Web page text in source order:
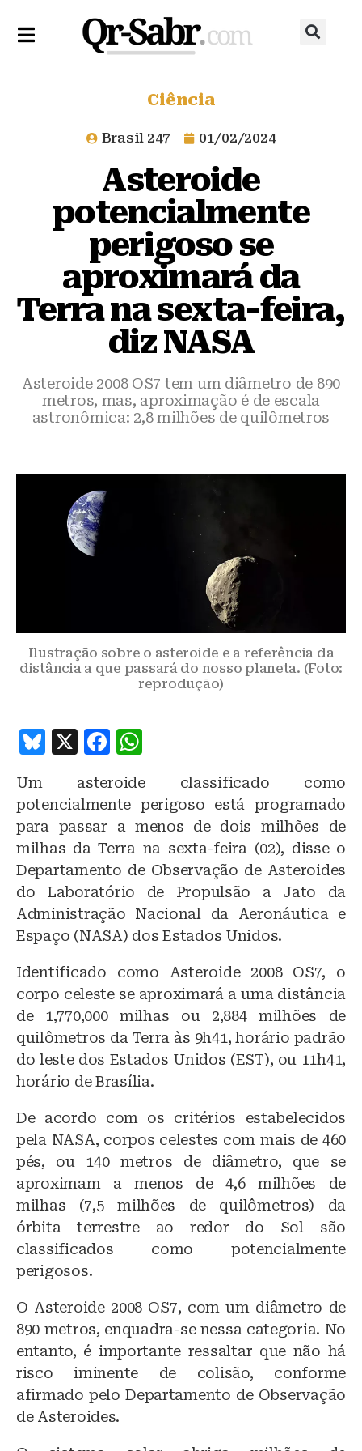
Ciência
Brasil 247 01/02/2024
Asteroide
potencialmente
perigoso se
aproximará da
Terra na sexta-feira,
diz NASA
Asteroide 2008 OS7 tem um diâmetro de 890
metros, mas, aproximação é de escala
astronômica: 2,8 milhões de quilômetros
Ilustração sobre o asteroide e a referência da
distância a que passará do nosso planeta. (Foto:
reprodução)
B
e
s
k
y
X
F
c
e
b
o
o
k
at
s
A
p
p
Um asteroide classificado como
potencialmente perigoso está programado
para passar a menos de dois milhões de
milhas da Terra na sexta-feira (02), disse o
Departamento de Observação de Asteroides
do Laboratório de Propulsão a Jato da
Administração Nacional da Aeronáutica e
Espaço (NASA) dos Estados Unidos.
Identificado como Asteroide 2008 OS7, o
corpo celeste se aproximará a uma distância
de 1,770,000 milhas ou 2,884 milhões de
quilômetros da Terra às 9h41, horário padrão
do leste dos Estados Unidos (EST), ou 11h41,
horário de Brasília.
De acordo com os critérios estabelecidos
pela NASA, corpos celestes com mais de 460
pés, ou 140 metros de diâmetro, que se
aproximam a menos de 4,6 milhões de
milhas (7,5 milhões de quilômetros) da
órbita terrestre ao redor do Sol são
classificados como potencialmente
perigosos.
O Asteroide 2008 OS7, com um diâmetro de
890 metros, enquadra-se nessa categoria. No
entanto, é importante ressaltar que não há
risco iminente de colisão, conforme
afirmado pelo Departamento de Observação
de Asteroides.